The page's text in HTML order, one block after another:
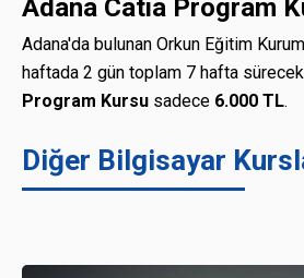
Adana Catia Program
Adana'da bulunan Orkun Eğitim
haftada 2 gün toplam 7 hafta
Program Kursu sadece 6.000 TL.
Diğer Bilgisayar